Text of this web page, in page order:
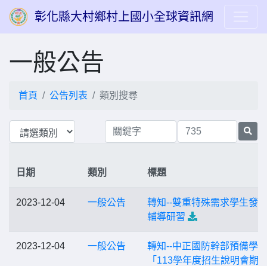
彰化縣大村鄉村上國小全球資訊網
一般公告
首頁 公告列表 類別搜尋
日期 類別 標題
2023-12-04 一般公告
轉知--雙重特殊需求學生發
輔導研習
2023-12-04 一般公告
轉知--中正國防幹部預備學校
「113學年度招生說明會期